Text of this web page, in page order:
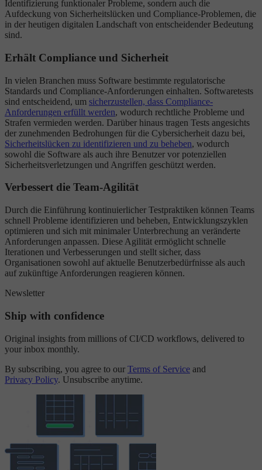
Identifizierung funktionaler Probleme, sondern auch die
Aufdeckung von Sicherheitslücken und Compliance-Problemen, die
in der heutigen digitalen Landschaft von entscheidender Bedeutung
sind.
Erhält Compliance und Sicherheit
In vielen Branchen muss Software bestimmte regulatorische
Standards und Compliance-Anforderungen einhalten. Softwaretests
sind entscheidend, um sicherzustellen, dass Compliance-
Anforderungen erfüllt werden, wodurch rechtliche Probleme und
Strafen vermieden werden. Darüber hinaus tragen Tests angesichts
der zunehmenden Bedrohungen für die Cybersicherheit dazu bei,
Sicherheitslücken zu identifizieren und zu beheben, wodurch
sowohl die Software als auch ihre Benutzer vor potenziellen
Sicherheitsverletzungen und Angriffen geschützt werden.
Verbessert die Team-Agilität
Durch die Einführung kontinuierlicher Testpraktiken können Teams
schnell Probleme identifizieren und beheben, Entwicklungszyklen
optimieren und sich mit minimaler Unterbrechung an veränderte
Anforderungen anpassen. Diese Agilität ermöglicht schnelle
Iterationen und Verbesserungen und stellt sicher, dass
Organisationen sowohl auf aktuelle Benutzerbedürfnisse als auch
auf zukünftige Anforderungen reagieren können.
Newsletter
Ship with confidence
Original insights from millions of CI/CD workflows, delivered to
your inbox monthly.
By subscribing, you agree to our Terms of Service and
Privacy Policy. Unsubscribe anytime.